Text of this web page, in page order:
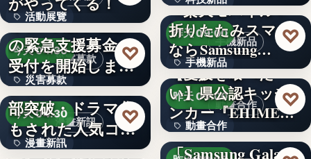
活動展覽
60
災害募款
今天 04:30
災害募款
文字
令和8年熊本地震へ
の緊急支援募金の
受付を開始しまし
た
♡
漫畫新訊
今天 04:30
漫畫新訊
シリーズ累計40万
部突破・ドラマ化
もされた人気コミ
ック！…
♡
エンタメ業界特化
文字
手機新品
昨天 09:00
手機新品
4.1
＜楽天モバイル＞
折りたたみスマホ
ならSamsung…
♡
動畫合作
昨天 09:00
動畫合作
108
【愛媛を喰べた
い】県公認キッチ
ンカー『EHIMEみ
きゃん…
♡
＜OPEN＞
「Samsung Galaxy